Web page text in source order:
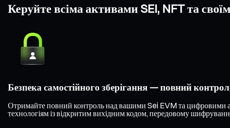
Керуйте всіма активами SEI, NFT та
Безпека самостійного зберігання — повний
Отримайте повний контроль над вашими Sei EVM та цифровими
технологіям із відкритим вихідним кодом, передовому